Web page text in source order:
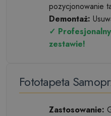
pozycjonowanie
Demontaż:
✓
zestawie!
Fototapeta
Zastosowanie: